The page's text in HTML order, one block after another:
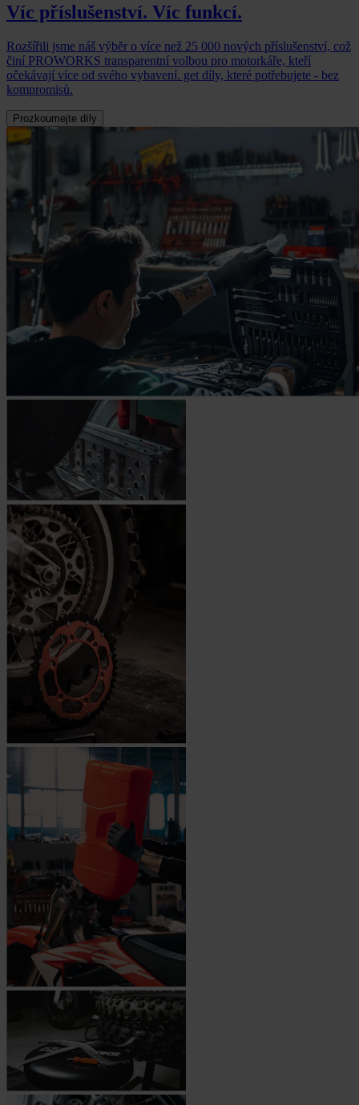
Víc příslušenství. Víc funkcí.
Rozšířili jsme náš výběr o více než 25 000 nových příslušenství, což
činí PROWORKS transparentní volbou pro motorkáře, kteří
očekávají více od svého vybavení. get díly, které potřebujete - bez
kompromisů.
Prozkoumejte díly